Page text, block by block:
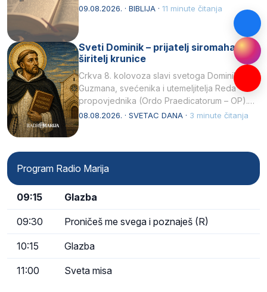
njegovui…
09.08.2026. · BIBLIJA · 11 minute čitanja
Sveti Dominik – prijatelj siromaha i
širitelj krunice
Crkva 8. kolovoza slavi svetoga Dominika
Guzmana, svećenika i utemeljitelja Reda
propovjednika (Ordo Praedicatorum – OP).
Svojim životom, dubokom ljubavlju prema
08.08.2026. · SVETAC DANA · 3 minute čitanja
Program Radio Marija
09:15 Glazba
09:30 Proničeš me svega i poznaješ (R)
10:15 Glazba
11:00 Sveta misa